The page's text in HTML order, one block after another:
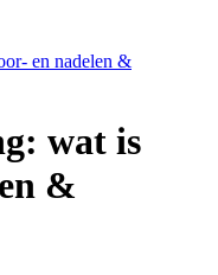
en nadelen &
wat is
&